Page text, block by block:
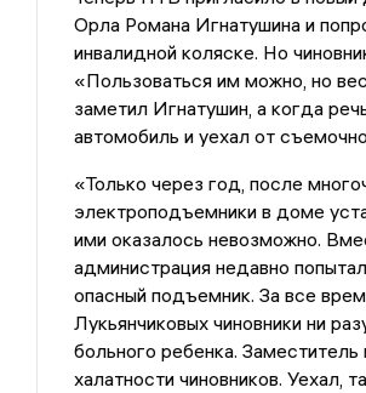
Орла Романа Игнатушина и
инвалидной коляске. Но
«Пользоваться им можно, но
заметил Игнатушин, а когда
автомобиль и уехал от
«Только через год, после
электроподъемники в доме
ими оказалось невозможно.
администрация недавно
опасный подъемник. За все
Лукьянчиковых чиновники ни
больного ребенка.
халатности чиновников. Уехал,